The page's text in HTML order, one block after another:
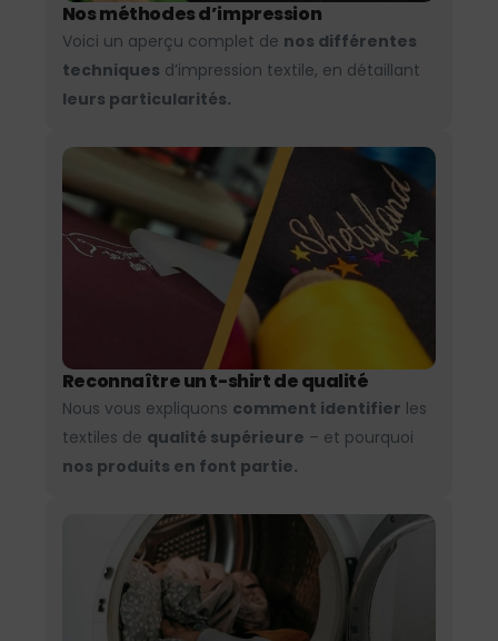
Nos méthodes d’impression
Voici un aperçu complet de nos différentes
techniques d’impression textile, en détaillant
leurs particularités.
Reconnaître un t-shirt de qualité
Nous vous expliquons comment identifier les
textiles de qualité supérieure – et pourquoi
nos produits en font partie.